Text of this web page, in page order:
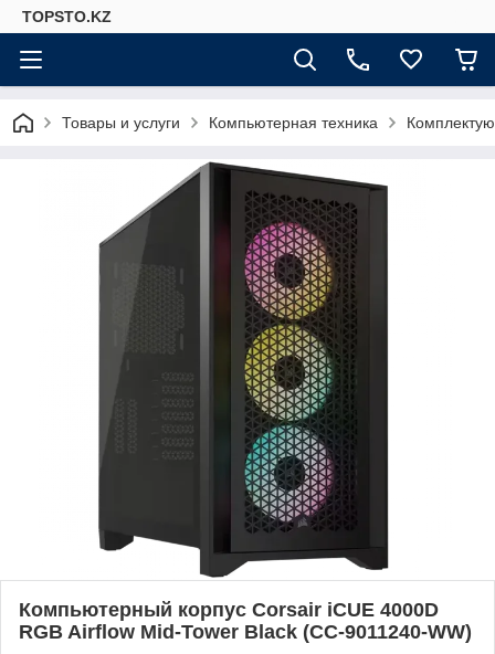
TOPSTO.KZ
Товары и услуги Компьютерная техника
Компьютерный корпус Corsair iCUE 4000D
RGB Airflow Mid-Tower Black (CC-9011240-WW)